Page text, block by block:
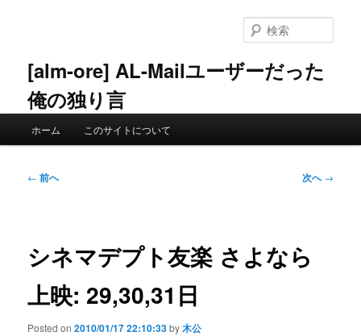
ン
へ
[alm-ore] AL-Mailユーザーだった
俺の独り言
索
ホーム このサイトについて
投
ー
ン
← 前へ 次へ→
シネマデプト友楽 さよなら
上映: 29,30,31日
Posted on2010/01/17 22:10:33by木公